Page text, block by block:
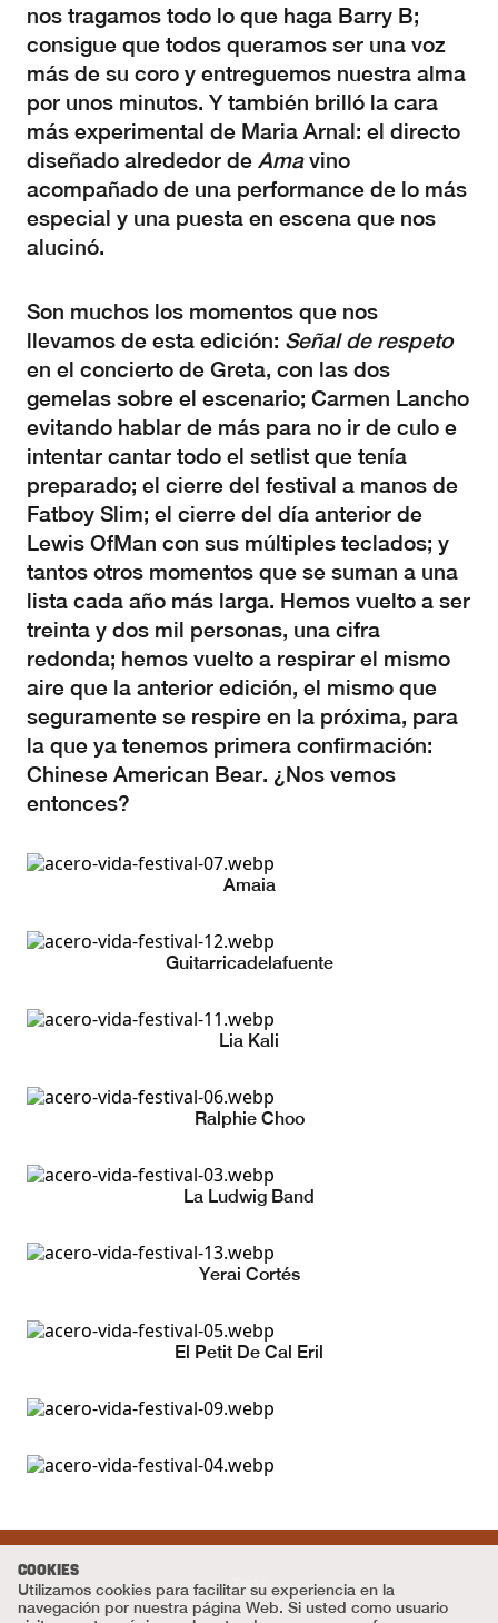
nos tragamos todo lo que haga Barry B;
consigue que todos queramos ser una voz
más de su coro y entreguemos nuestra alma
por unos minutos. Y también brilló la cara
más experimental de Maria Arnal: el directo
diseñado alrededor de Amavino
acompañado de una performance de lo más
especial y una puesta en escena que nos
alucinó.
Son muchos los momentos que nos
llevamos de esta edición: Señal de respeto
en el concierto de Greta, con las dos
gemelas sobre el escenario; Carmen Lancho
evitando hablar de más para no ir de culo e
intentar cantar todo el setlist que tenía
preparado; el cierre del festival a manos de
Fatboy Slim; el cierre del día anterior de
Lewis OfMan con sus múltiples teclados; y
tantos otros momentos que se suman a una
lista cada año más larga. Hemos vuelto a ser
treinta y dos mil personas, una cifra
redonda; hemos vuelto a respirar el mismo
aire que la anterior edición, el mismo que
seguramente se respire en la próxima, para
la que ya tenemos primera confirmación:
Chinese American Bear. ¿Nos vemos
entonces?
Amaia
Guitarricadelafuente
Lia Kali
Ralphie Choo
La Ludwig Band
Yerai Cortés
El Petit De Cal Eril
Texto
Gerard Cosculluela
COOKIES
Utilizamos cookies para facilitar su experiencia en la
navegación por nuestra página Web. Si usted como usuario